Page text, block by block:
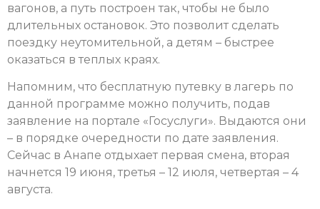
вагонов, а путь построен так, чтобы не было
длительных остановок. Это позволит сделать
поездку неутомительной, а детям – быстрее
оказаться в теплых краях.
Напомним, что бесплатную путевку в лагерь по
данной программе можно получить, подав
заявление на портале «Госуслуги». Выдаются они
– в порядке очередности по дате заявления.
Сейчас в Анапе отдыхает первая смена, вторая
начнется 19 июня, третья – 12 июля, четвертая – 4
августа.